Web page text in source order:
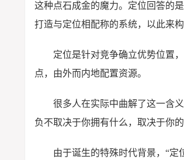
这种点石成金的魔力。定位回答的
打造与定位相配称的系统，以此来
定位是针对竞争确立优势位置
点，由外而内地配置资源。
很多人在实际中曲解了这一含
负不取决于你拥有什么，取决于你
由于诞生的特殊时代背景，“